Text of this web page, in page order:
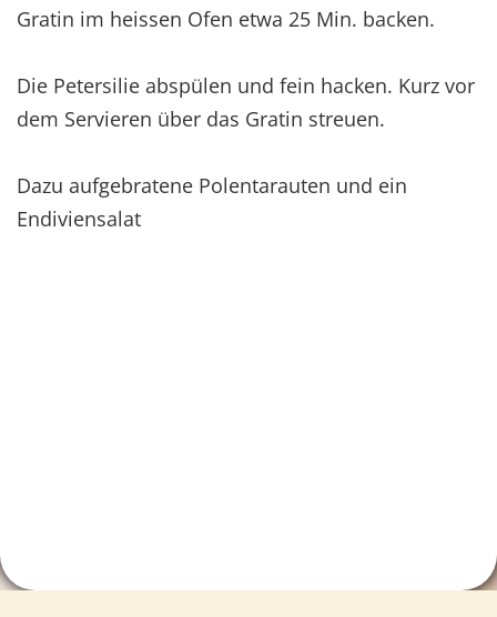
Gratin im heissen Ofen etwa 25 Min. backen.
Die Petersilie abspülen und fein hacken. Kurz vor
dem Servieren über das Gratin streuen.
Dazu aufgebratene Polentarauten und ein
Endiviensalat